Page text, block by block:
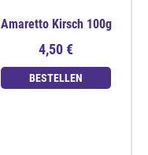
Amaretto Kirsch 100g
4,50 €
BESTELLEN